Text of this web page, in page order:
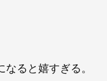
ると嬉すぎる。